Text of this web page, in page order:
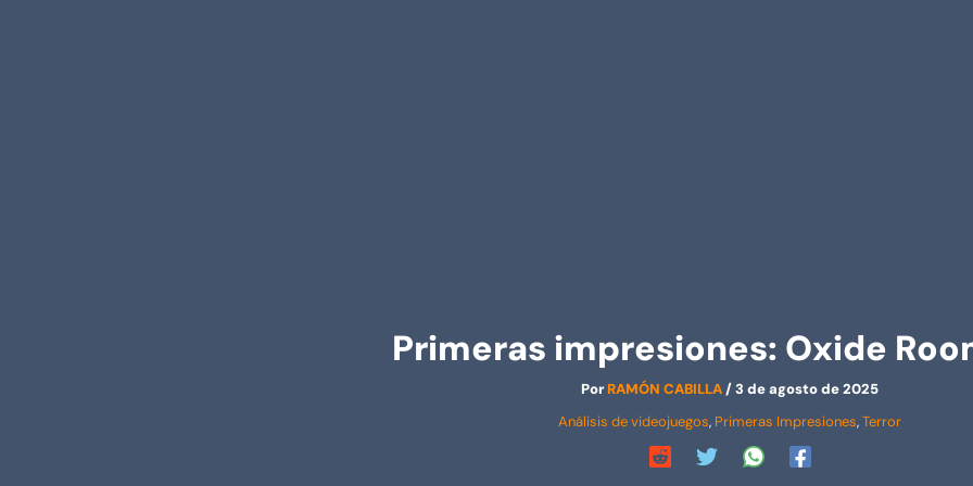
Primeras impresiones: Oxide
PorRAMÓN CABILLA/3 de agosto de 2025
Análisis de videojuegos, Primeras Impresiones,Terror